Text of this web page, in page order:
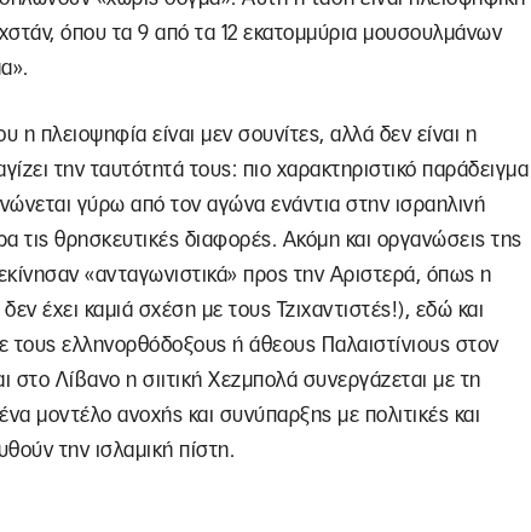
όπου τα 9 από τα 12 εκατομμύρια μουσουλμάνων
πλειοψηφία είναι μεν σουνίτες, αλλά δεν είναι η
την ταυτότητά τους: πιο χαρακτηριστικό παράδειγμα
γύρω από τον αγώνα ενάντια στην ισραηλινή
τις θρησκευτικές διαφορές. Ακόμη και οργανώσεις της
«ανταγωνιστικά» προς την Αριστερά, όπως η
έχει καμιά σχέση με τους Τζιχαντιστές!), εδώ και
τους ελληνορθόδοξους ή άθεους Παλαιστίνιους στον
στο Λίβανο η σιιτική Χεζμπολά συνεργάζεται με τη
μοντέλο ανοχής και συνύπαρξης με πολιτικές και
την ισλαμική πίστη.